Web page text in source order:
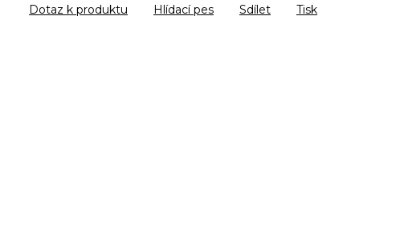
Tisk
Dotaz k produktu Hlídací pes Sdílet